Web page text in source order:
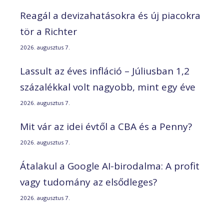
Reagál a devizahatásokra és új piacokra
tör a Richter
2026. augusztus 7.
Lassult az éves infláció – Júliusban 1,2
százalékkal volt nagyobb, mint egy éve
2026. augusztus 7.
Mit vár az idei évtől a CBA és a Penny?
2026. augusztus 7.
Átalakul a Google AI-birodalma: A profit
vagy tudomány az elsődleges?
2026. augusztus 7.